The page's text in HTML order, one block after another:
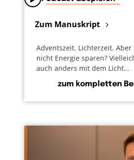
Zum Manuskript
Adventszeit. Lichterzeit.
nicht Energie sparen?
auch anders mit dem Licht…
zum kompletten